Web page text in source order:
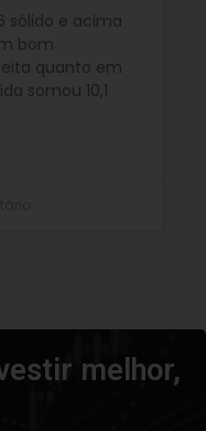
sólido e acima
bom
quanto em
somou 10,1
melhor,